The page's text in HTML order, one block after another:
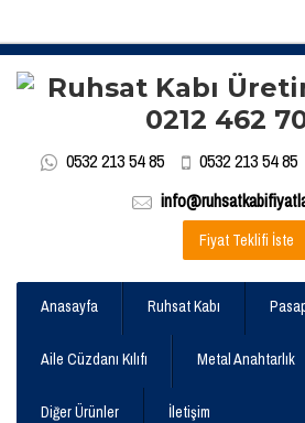
0532 213 54 85 0532 213 54 85
Fiyat Teklifi İste
Anasayfa Ruhsat Kabı
Aile Cüzdanı Kılıfı Metal Anahtarlık
Diğer Ürünler İletişim